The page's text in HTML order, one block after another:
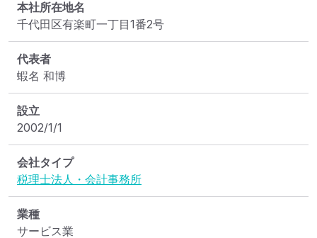
本社所在地名
千代田区有楽町一丁目1番2号
代表者
蝦名 和博
設立
2002/1/1
会社タイプ
税理士法人・会計事務所
業種
サービス業